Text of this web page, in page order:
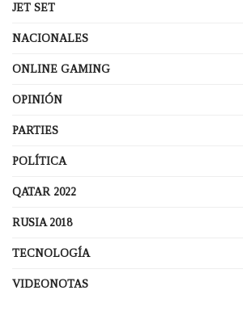
JET SET
NACIONALES
ONLINE GAMING
OPINIÓN
PARTIES
POLÍTICA
QATAR 2022
RUSIA 2018
TECNOLOGÍA
VIDEONOTAS